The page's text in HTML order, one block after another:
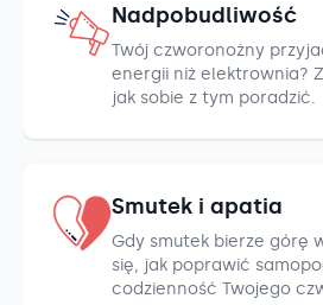
Nadpobudliwość
Twój czworonożny
energii niż elektrownia?
jak sobie z tym poradzić.
Smutek i apatia
Gdy smutek bierze górę
się, jak poprawić
codzienność Twojego